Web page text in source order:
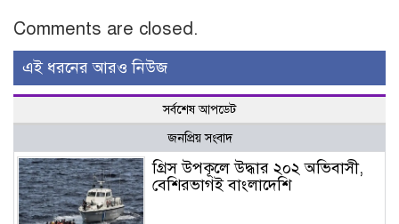
Comments are closed.
এই ধরনের আরও নিউজ
সর্বশেষ আপডেট
জনপ্রিয় সংবাদ
গ্রিস উপকূলে উদ্ধার ২০২ অভিবাসী,
বেশিরভাগই বাংলাদেশি